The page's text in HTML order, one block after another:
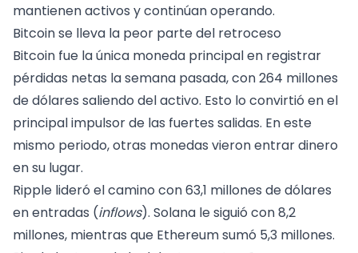
mantienen activos y continúan operando.
Bitcoin se lleva la peor parte del retroceso
Bitcoin fue la única moneda principal en registrar
pérdidas netas la semana pasada, con 264 millones
de dólares saliendo del activo. Esto lo convirtió en el
principal impulsor de las fuertes salidas. En este
mismo periodo, otras monedas vieron entrar dinero
en su lugar.
Ripple lideró el camino con 63,1 millones de dólares
en entradas (inflows). Solana le siguió con 8,2
millones, mientras que Ethereum sumó 5,3 millones.